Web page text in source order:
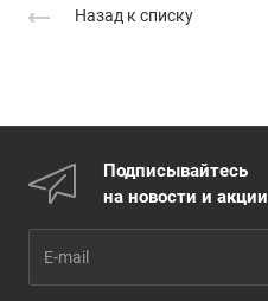
Назад к списку
Подписывайтесь
на новости и акции